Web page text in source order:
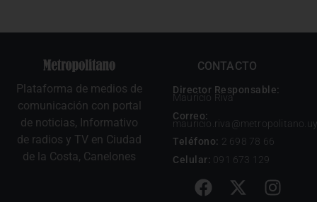
Plataforma de medios de
comunicación con portal
de noticias, Informativo
de radios y TV en Ciudad
de la Costa, Canelones
CONTACTO
Director Responsable:
Mauricio Riva
Correo:
mauricio.riva@metropolitano.uy
Teléfono: 2 698 78 66
Celular: 091 673 129